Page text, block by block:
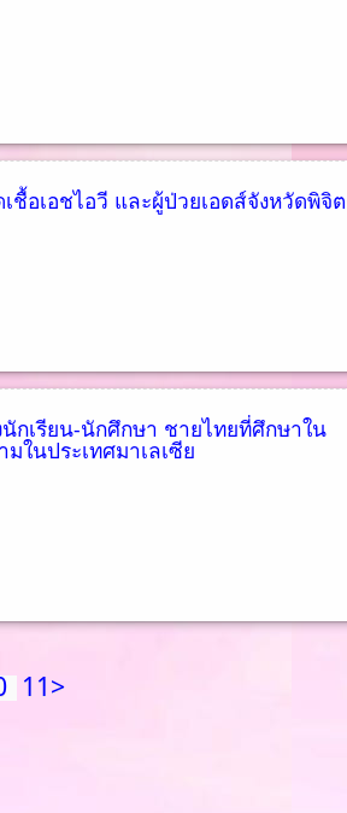
อเอชไอวี และผู้ป่วยเอดส์จังหวัดพิจิ
กเรียน-นักศึกษา ชายไทยที่ศึกษาใน
ในประเทศมาเลเซีย
11>